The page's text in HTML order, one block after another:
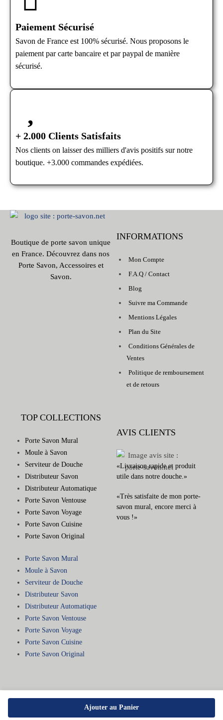
Ajouter au Panier
Paiement Sécurisé
Savon de France est 100% sécurisé. Nous proposons le
paiement par carte bancaire et par paypal de manière
sécurisé.
+ 2.000 Clients Satisfaits
Nos clients on laisser des milliers d'avis positifs sur notre
boutique. +3.000 commandes expédiées.
Boutique de porte savon unique
en France. Découvrez dans nos
Porte Savon, Accessoires et
Savon.
INFORMATIONS
Mon Compte
F.A.Q / Contact
Blog
Suivre ma Commande
Mentions Légales
Plan du Site
Conditions Générales de
Ventes
Politique de remboursement
et de retours
TOP COLLECTIONS
Porte Savon Mural
Moule à Savon
Serviteur de Douche
Distributeur Savon
Distributeur Automatique
Porte Savon Ventouse
Porte Savon Voyage
Porte Savon Cuisine
Porte Savon Original
Porte Savon Mural
Moule à Savon
Serviteur de Douche
Distributeur Savon
Distributeur Automatique
Porte Savon Ventouse
Porte Savon Voyage
Porte Savon Cuisine
Porte Savon Original
AVIS CLIENTS
«Livraison rapide et produit
utile dans notre douche.»
«Très satisfaite de mon porte-
savon mural, encore merci à
vous !»